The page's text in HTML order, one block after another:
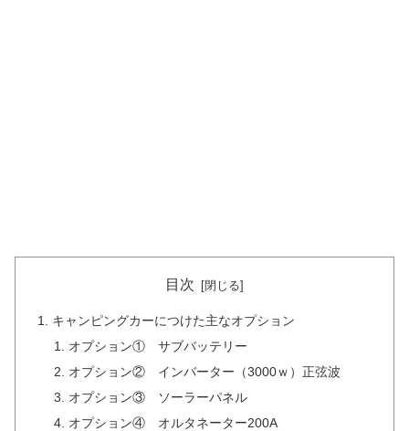
目次
キャンピングカーにつけた主なオプション
オプション① サブバッテリー
オプション② インバーター（3000ｗ）正弦波
オプション③ ソーラーパネル
オプション④ オルタネーター200A